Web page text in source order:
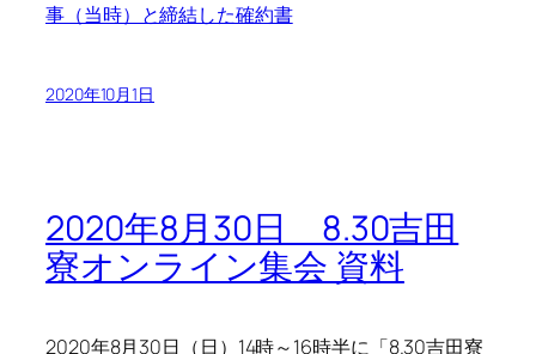
事（当時）と締結した確約書
2020年10月1日
2020年8月30日 8.30吉田
寮オンライン集会 資料
2020年8月30日（日）14時～16時半に「8.30吉田寮